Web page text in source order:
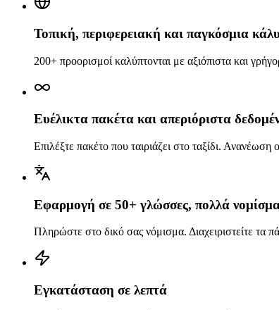
Τοπική, περιφερειακή και παγκόσμια
200+ προορισμοί καλύπτονται με αξιόπιστα και
Ευέλικτα πακέτα και απεριόριστα
Επιλέξτε πακέτο που ταιριάζει στο ταξίδι.
Εφαρμογή σε 50+ γλώσσες, πολλά
Πληρώστε στο δικό σας νόμισμα. Διαχειριστείτε τα
Εγκατάσταση σε λεπτά